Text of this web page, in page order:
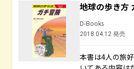
地球の歩き方
D-Books
2018.04.12 発売
本書は4人の旅